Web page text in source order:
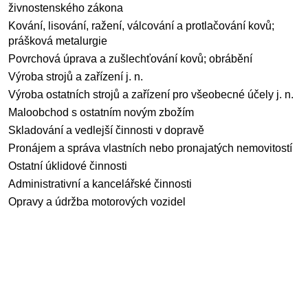
živnostenského zákona
Kování, lisování, ražení, válcování a protlačování kovů;
prášková metalurgie
Povrchová úprava a zušlechťování kovů; obrábění
Výroba strojů a zařízení j. n.
Výroba ostatních strojů a zařízení pro všeobecné účely j. n.
Maloobchod s ostatním novým zbožím
Skladování a vedlejší činnosti v dopravě
Pronájem a správa vlastních nebo pronajatých nemovitostí
Ostatní úklidové činnosti
Administrativní a kancelářské činnosti
Opravy a údržba motorových vozidel